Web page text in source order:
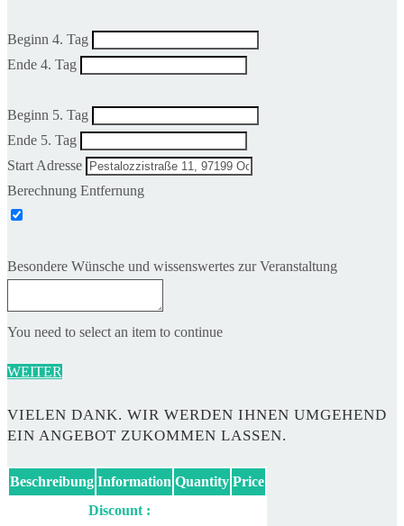
Beginn 4. Tag
Ende 4. Tag
Beginn 5. Tag
Ende 5. Tag
Start Adresse
Berechnung Entfernung
Besondere Wünsche und wissenswertes zur Veranstaltung
You need to select an item to continue
WEITER
VIELEN DANK. WIR WERDEN IHNEN UMGEHEND
EIN ANGEBOT ZUKOMMEN LASSEN.
Beschreibung Information Quantity Price
Discount :